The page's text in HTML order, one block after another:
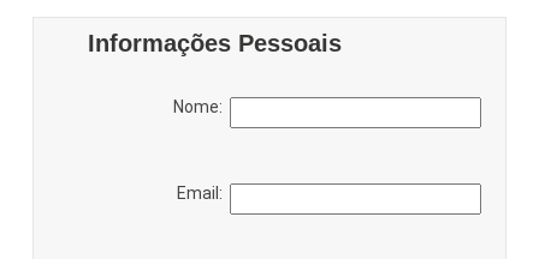
Informações Pessoais
Nome:
Email: